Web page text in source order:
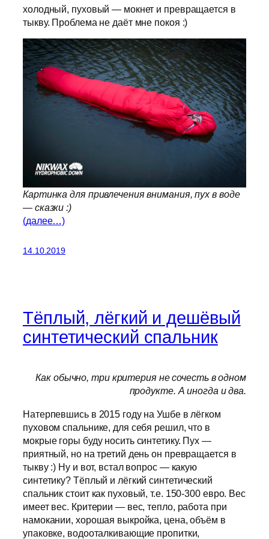
холодный, пуховый — мокнет и превращается в
тыкву. Проблема не даёт мне покоя :)
Картинка для привлечения внимания, пух в воде
— сказки :)
(далее…)
14.10.2019
Тёплый, лёгкий и дешёвый
синтетический спальник
Как обычно, три критерия не сочесть в одном
продукте. А иногда и два.
Натерпевшись в 2015 году на Ушбе в лёгком
пуховом спальнике, для себя решил, что в
мокрые горы буду носить синтетику. Пух —
приятный, но на третий день он превращается в
тыкву :) Ну и вот, встал вопрос — какую
синтетику? Тёплый и лёгкий синтетический
спальник стоит как пуховый, т.е. 150-300 евро. Вес
имеет вес. Критерии — вес, тепло, работа при
намокании, хорошая выкройка, цена, объём в
упаковке, водооталкивающие пропитки,